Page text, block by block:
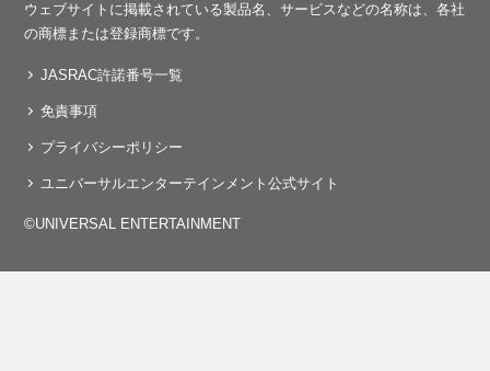
ウェブサイトに掲載されている製品名、サービスなどの名称は、各社
の商標または登録商標です。
JASRAC許諾番号一覧
免責事項
プライバシーポリシー
ユニバーサルエンターテインメント公式サイト
©UNIVERSAL ENTERTAINMENT